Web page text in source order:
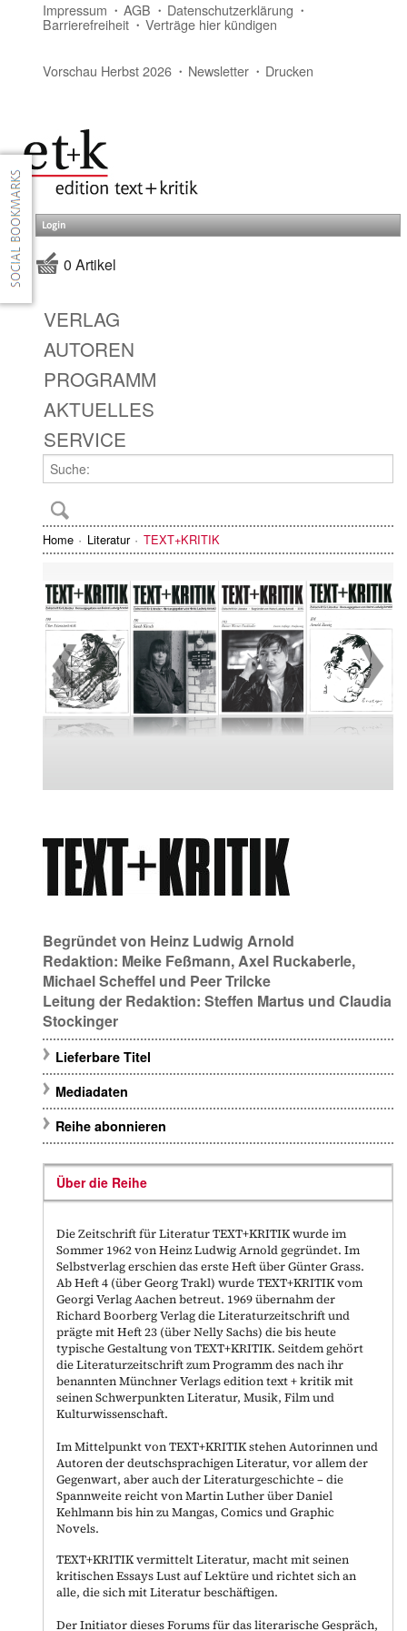
Impressum AGB Datenschutzerklärung
Barrierefreiheit Verträge hier kündigen
Vorschau Herbst 2026 Newsletter Drucken
Login
0 Artikel
VERLAG
AUTOREN
PROGRAMM
AKTUELLES
SERVICE
Home Literatur TEXT+KRITIK
Begründet von Heinz Ludwig Arnold
Redaktion: Meike Feßmann,Axel Ruckaberle,
Michael Scheffel und Peer Trilcke
Leitung der Redaktion: Steffen Martus und Claudia
Stockinger
Lieferbare Titel
Mediadaten
Reihe abonnieren
Über die Reihe
Die Zeitschrift für Literatur TEXT+KRITIK wurde im
Sommer 1962 von Heinz Ludwig Arnold gegründet. Im
Selbstverlag erschien das erste Heft über Günter Grass.
Ab Heft 4 (über Georg Trakl) wurde TEXT+KRITIK vom
Georgi Verlag Aachen betreut. 1969 übernahm der
Richard Boorberg Verlag die Literaturzeitschrift und
prägte mit Heft 23 (über Nelly Sachs) die bis heute
typische Gestaltung von TEXT+KRITIK. Seitdem gehört
die Literaturzeitschrift zum Programm des nach ihr
benannten Münchner Verlags edition text + kritik mit
seinen Schwerpunkten Literatur, Musik, Film und
Kulturwissenschaft.
Im Mittelpunkt von TEXT+KRITIK stehen Autorinnen und
Autoren der deutschsprachigen Literatur, vor allem der
Gegenwart, aber auch der Literaturgeschichte – die
Spannweite reicht von Martin Luther über Daniel
Kehlmann bis hin zu Mangas, Comics und Graphic
Novels.
TEXT+KRITIK vermittelt Literatur, macht mit seinen
kritischen Essays Lust auf Lektüre und richtet sich an
alle, die sich mit Literatur beschäftigen.
Der Initiator dieses Forums für das literarische Gespräch,